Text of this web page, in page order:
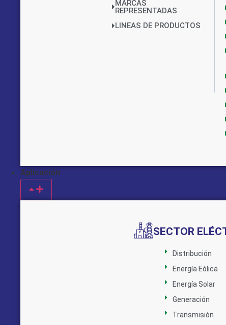
MARCAS
REPRESENTADAS
LINEAS DE PRODUCTOS
Aplicación
SECTOR
Distribución
Energía Eólica
Energía Solar
Generación
Transmisión